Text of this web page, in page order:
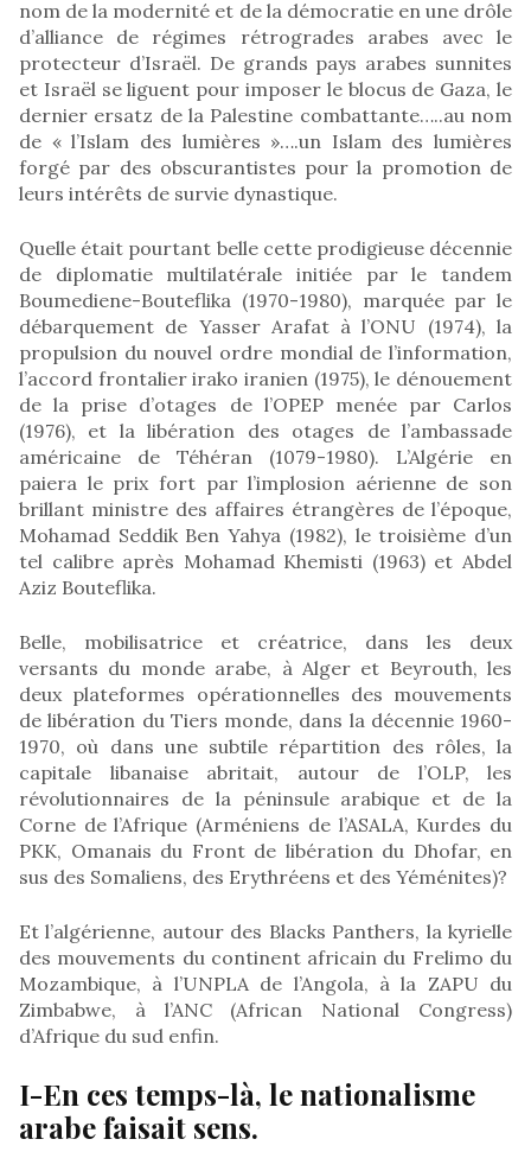
nom de la modernité et de la démocratie en une drôle
d’alliance de régimes rétrogrades arabes avec le
protecteur d’Israël. De grands pays arabes sunnites
et Israël se liguent pour imposer le blocus de Gaza, le
dernier ersatz de la Palestine combattante…..au nom
de « l’Islam des lumières »….un Islam des lumières
forgé par des obscurantistes pour la promotion de
leurs intérêts de survie dynastique.
Quelle était pourtant belle cette prodigieuse décennie
de diplomatie multilatérale initiée par le tandem
Boumediene-Bouteflika (1970-1980), marquée par le
débarquement de Yasser Arafat à l’ONU (1974), la
propulsion du nouvel ordre mondial de l’information,
l’accord frontalier irako iranien (1975), le dénouement
de la prise d’otages de l’OPEP menée par Carlos
(1976), et la libération des otages de l’ambassade
américaine de Téhéran (1079-1980). L’Algérie en
paiera le prix fort par l’implosion aérienne de son
brillant ministre des affaires étrangères de l’époque,
Mohamad Seddik Ben Yahya (1982), le troisième d’un
tel calibre après Mohamad Khemisti (1963) et Abdel
Aziz Bouteflika.
Belle, mobilisatrice et créatrice, dans les deux
versants du monde arabe, à Alger et Beyrouth, les
deux plateformes opérationnelles des mouvements
de libération du Tiers monde, dans la décennie 1960-
1970, où dans une subtile répartition des rôles, la
capitale libanaise abritait, autour de l’OLP, les
révolutionnaires de la péninsule arabique et de la
Corne de l’Afrique (Arméniens de l’ASALA, Kurdes du
PKK, Omanais du Front de libération du Dhofar, en
sus des Somaliens, des Erythréens et des Yéménites)?
Et l’algérienne, autour des Blacks Panthers, la kyrielle
des mouvements du continent africain du Frelimo du
Mozambique, à l’UNPLA de l’Angola, à la ZAPU du
Zimbabwe, à l’ANC (African National Congress)
d’Afrique du sud enfin.
I-En ces temps-là, le nationalisme
arabe faisait sens.